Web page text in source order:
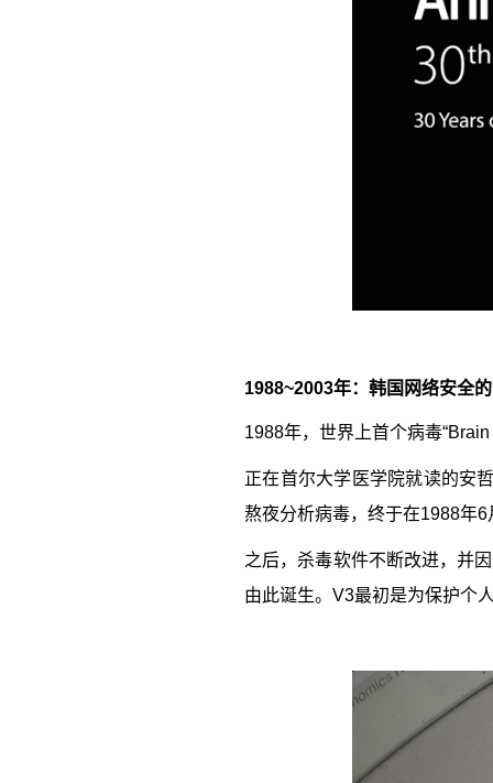
1988~2003年：韩国网络安全
1988年，世界上首个病毒“
正在首尔大学医学院就读的安
熬夜分析病毒，终于在1988年6
之后，杀毒软件不断改进，并
由此诞生。 V3最初是为保护个